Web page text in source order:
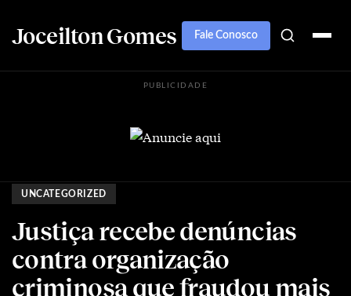
Joceilton Gomes Fale Conosco
PUBLICIDADE
UNCATEGORIZED
Justiça recebe denúncias
contra organização
criminosa que fraudou mais